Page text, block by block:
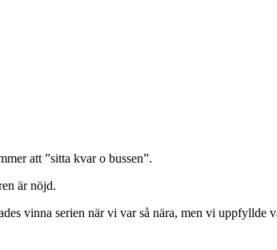
att ”sitta kvar o bussen”.
är nöjd.
vinna serien när vi var så nära, men vi uppfyllde